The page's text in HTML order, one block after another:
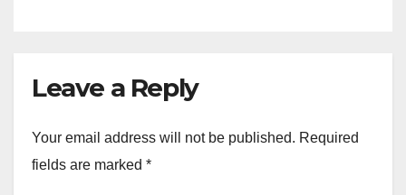
Leave a Reply
Your email address will not be published. Required
fields are marked *